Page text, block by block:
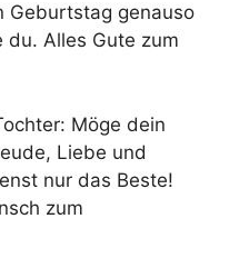
Geburtstag genauso
du. Alles Gute zum
Möge dein
Liebe und
nur das Beste!
zum